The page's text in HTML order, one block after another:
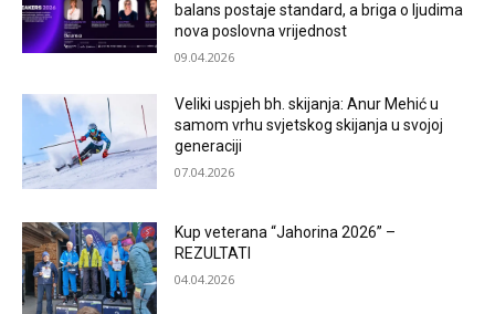
balans postaje standard, a briga o ljudima
nova poslovna vrijednost
09.04.2026
Veliki uspjeh bh. skijanja: Anur Mehić u
samom vrhu svjetskog skijanja u svojoj
generaciji
07.04.2026
Kup veterana “Jahorina 2026” –
REZULTATI
04.04.2026